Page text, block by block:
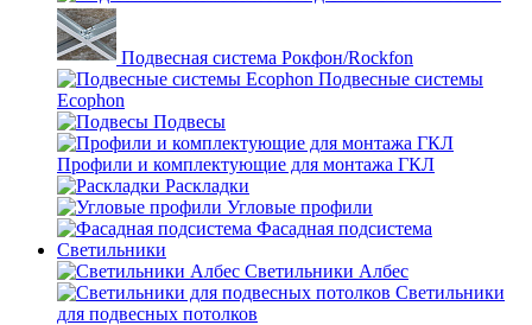
Подвесная система Рокфон/Rockfon
Подвесные системы
Ecophon
Подвесы
Профили и комплектующие для монтажа ГКЛ
Раскладки
Угловые профили
Фасадная подсистема
Светильники
Светильники Албес
Светильники
для подвесных потолков